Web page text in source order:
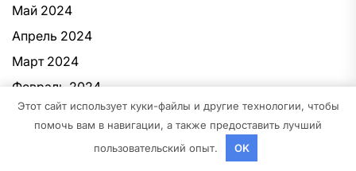
Май 2024
Апрель 2024
Март 2024
Февраль 2024
Ноябрь 2023
Этот сайт использует куки-файлы и другие технологии, чтобы
помочь вам в навигации, а также предоставить лучший
пользовательский опыт.
OK